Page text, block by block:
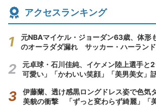
アクセスランキング
元NBAマイケル・ジョーダン63歳、体形
のオーラダダ漏れ サッカー・ハーラン
元卓球・石川佳純、イケメン陸上選手
可愛い」「かわいい笑顔」「美男美女」
伊藤蘭、透け感黒ロングドレス姿で色気
美貌の衝撃 「ずっと変わらず綺麗」「